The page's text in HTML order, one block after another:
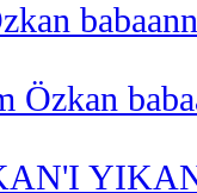
Özkan